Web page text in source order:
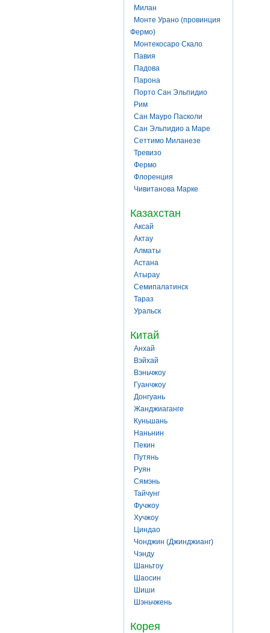
Милан
Монте Урано (провинция
Фермо)
Монтекосаро Скало
Павия
Падова
Парона
Порто Сан Эльпидио
Рим
Сан Мауро Пасколи
Сан Эльпидио а Маре
Сеттимо Миланезе
Тревизо
Фермо
Флоренция
Чивитанова Марке
Казахстан
Аксай
Актау
Алматы
Астана
Атырау
Семипалатинск
Тараз
Уральск
Китай
Анхай
Вэйхай
Вэньчжоу
Гуанчжоу
Донгуань
Жанджиаганге
Куньшань
Наньнин
Пекин
Путянь
Руян
Сямэнь
Тайчунг
Фучжоу
Хучжоу
Циндао
Чонджин (Джинджианг)
Чэнду
Шаньтоу
Шаосин
Шиши
Шэньчжень
Корея